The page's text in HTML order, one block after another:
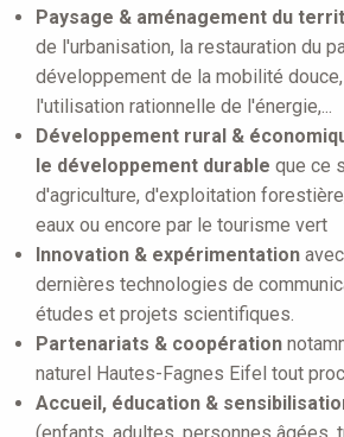
Paysage & aménagement du
de l'urbanisation, la restauration du
développement de la mobilité
l'utilisation rationnelle de l'énergie,...
Développement rural &
le développement durable que ce
d'agriculture, d'exploitation
eaux ou encore par le tourisme vert
Innovation & expérimentation
dernières technologies de
études et projets scientifiques.
Partenariats & coopération
naturel Hautes-Fagnes Eifel tout
Accueil, éducation &